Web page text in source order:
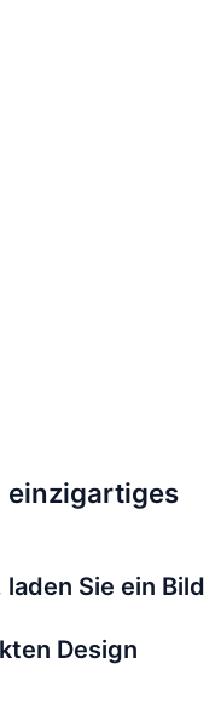
einzigartiges
laden Sie ein Bild
Design